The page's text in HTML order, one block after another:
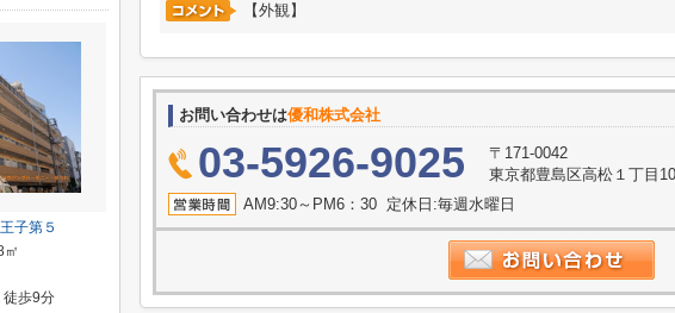
【外観】
お問い合わせは優和株式会社
03-5926-9025
〒171-0042
東京都豊島区高松１丁目
AM9:30～PM6：30 定休日:毎週水曜日
子第５
徒歩9分